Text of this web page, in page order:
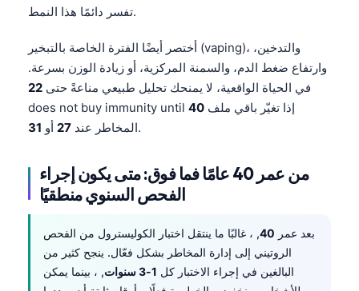
تفسر دائمًا هذا النمط.
أختصر أيضًا الفترة الخاصة بالتبخير (vaping)، والتدخين،
وارتفاع ضغط الدم، والسمنة المركزية، أو زيادة الوزن بسرعة.
في الحياة الواقعية، لا يمنحك تحليل طبيعي مناعةً حتى 22
does not buy immunity until 40
المخاطر عند 27 أو 31 .
من عمر 40 عامًا فما فوق: متى يكون إجراء
الفحص السنوي منطقيًا
بعد عمر 40, ، غالبًا ما ينتقل اختبار الكوليسترول من الفحص
الروتيني إلى إدارة المخاطر بشكل فعّال. ينجح كثير من
البالغين في إجراء الاختبار كل 1-3 سنوات
, ، بينما يمكن